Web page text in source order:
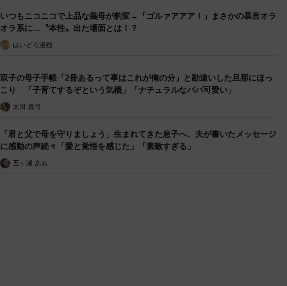
いつもニコニコで上品な義母が豹変→「ゴルァアアア！」まさかの暴言オラ
オラ系に…〝本性〟出た場面とは！？
はいどろ漫画
双子の母子手帳「2冊あるって事はこれが俺の分」と勘違いした旦那にほっ
こり 「子育てするぞという気概」「ナチュラルなパパ可愛い」
太田 真弓
「君と父で母を守りましょう」生まれてきた息子へ、夫が書いたメッセージ
に感動の声続々「愛と覚悟を感じた」「素敵すぎる」
五ヶ瀬 あお